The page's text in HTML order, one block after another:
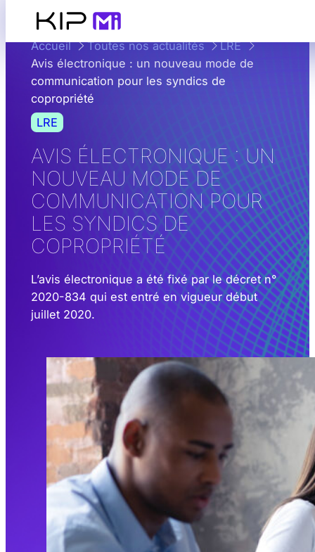
contenuAccueil Toutes nos actualités
LRE
Avis électronique : un nouveau mode de
communication pour les syndics de
copropriété
LRE
AVIS ÉLECTRONIQUE : UN
NOUVEAU MODE DE
COMMUNICATION POUR
LES SYNDICS DE
COPROPRIÉTÉ
L’avis électronique a été fixé par le décret n°
2020-834 qui est entré en vigueur début
juillet 2020.